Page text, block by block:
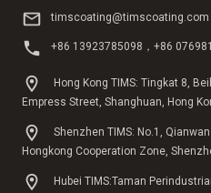
timscoating@timscoating.com
+86 13923785098，+86
Hong Kong TIMS: Tingkat 8,
Empress Street, Shanghuan, Hong
Shenzhen TIMS: No.1,
Hongkong Cooperation Zone,
Hubei TIMS:Taman